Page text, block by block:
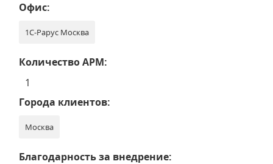
Офис:
1С-Рарус Москва
Количество АРМ:
1
Города клиентов:
Москва
Благодарность за внедрение: